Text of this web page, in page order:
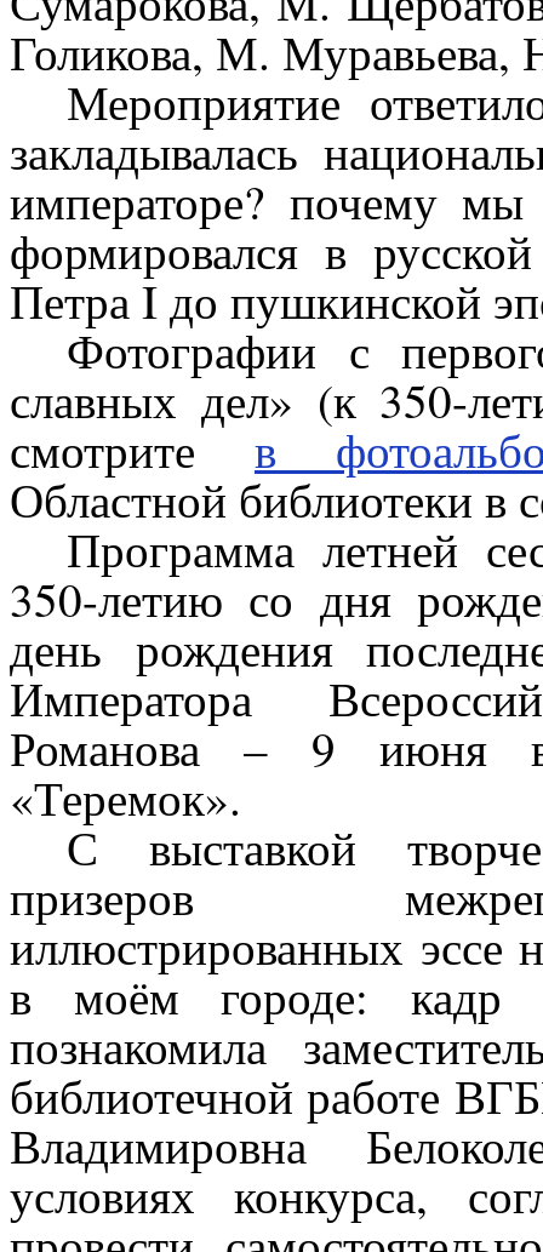
Голикова, М. Муравьева,
Мероприятие
закладывалась
императоре? почему
формировался в
Петра I до пушкинской
Фотографии с
славных дел» (к 350-
смотрите в
Областной библиотеки в
Программа летней
350-летию со дня
день рождения
Императора
Романова – 9 июня в
«Теремок».
С выставкой
призеров
иллюстрированных эссе
в моём городе: кадр
познакомила
библиотечной работе
Владимировна
условиях конкурса,